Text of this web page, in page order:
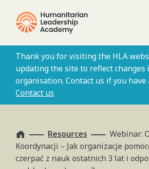
Thank you for visiting the HLA
updating the site to reflect changes
organisation. Contact us if you have
Contact us
Home Resources
Webinar:
Koordynacji – Jak organizacje
czerpać z nauk ostatnich 3 lat i